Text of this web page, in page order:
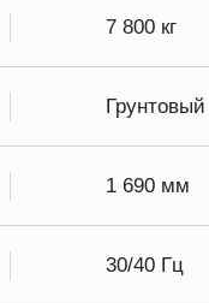
7 800 кг
Грунтовый
1 690 мм
30/40 Гц